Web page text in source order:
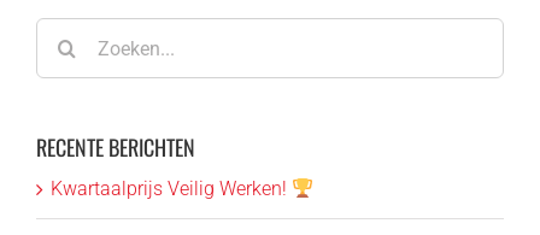
RECENTE BERICHTEN
Kwartaalprijs Veilig Werken!